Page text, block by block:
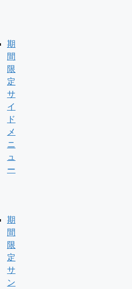
期
間
限
定
サ
イ
ド
メ
ニ
ュ
ー
期
間
限
定
サ
ン